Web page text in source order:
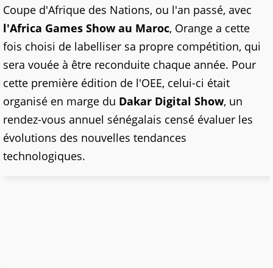
Coupe d'Afrique des Nations, ou l'an passé, avec
l'Africa Games Show au Maroc, Orange a cette
fois choisi de labelliser sa propre compétition, qui
sera vouée à être reconduite chaque année. Pour
cette première édition de l'OEE, celui-ci était
organisé en marge du Dakar Digital Show, un
rendez-vous annuel sénégalais censé évaluer les
évolutions des nouvelles tendances
technologiques.